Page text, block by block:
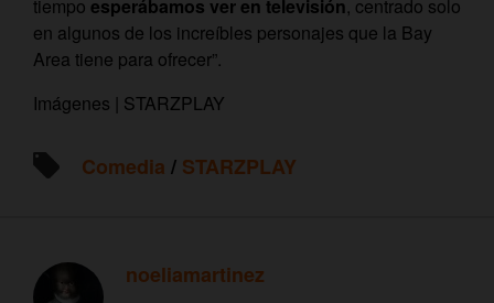
tiempo esperábamos ver en televisión, centrado solo
en algunos de los increíbles personajes que la Bay
Area tiene para ofrecer”.
Imágenes | STARZPLAY
Comedia / ​STARZPLAY
noeliamartinez